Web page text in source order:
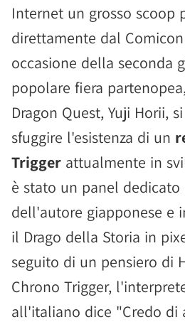
Internet un grosso scoop
direttamente dal
occasione della seconda
popolare fiera
Dragon Quest, Yuji Horii,
sfuggire l'esistenza di un
Trigger attualmente in
è stato un panel dedicato
dell'autore giapponese e
il Drago della Storia in
seguito di un pensiero di
Chrono Trigger,
all'italiano dice "Credo di